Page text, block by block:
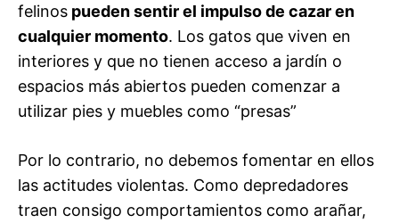
felinos pueden sentir el impulso de cazar en
cualquier momento. Los gatos que viven en
interiores y que no tienen acceso a jardín o
espacios más abiertos pueden comenzar a
utilizar pies y muebles como “presas”
Por lo contrario, no debemos fomentar en ellos
las actitudes violentas. Como depredadores
traen consigo comportamientos como arañar,